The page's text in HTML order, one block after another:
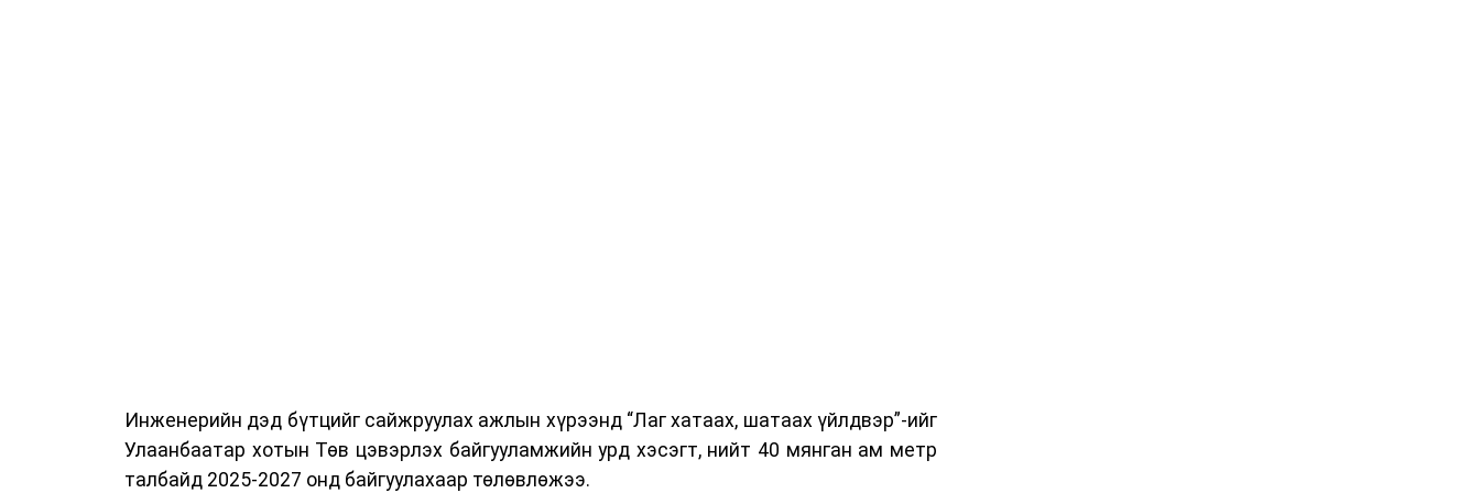
Уг сургалт нь COP17-ын үеэр зочид, төлөөлөгчдийн тээврийн үйлчилгээг аюулгүй,
шуурхай, зохион байгуулалттай явуулах, үйлчилгээний нэгдсэн стандарт, сахилга
Инженерийн дэд бүтцийг сайжруулах ажлын хүрээнд “Лаг хатаах, шатаах үйлдвэр”-ийг
Улаанбаатар хотын Төв цэвэрлэх байгууламжийн урд хэсэгт, нийт 40 мянган ам метр
талбайд 2025-2027 онд байгуулахаар төлөвлөжээ.